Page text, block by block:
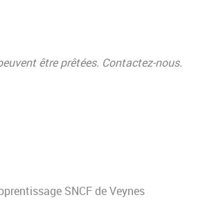
être prêtées. Contactez-nous.
SNCF de Veynes